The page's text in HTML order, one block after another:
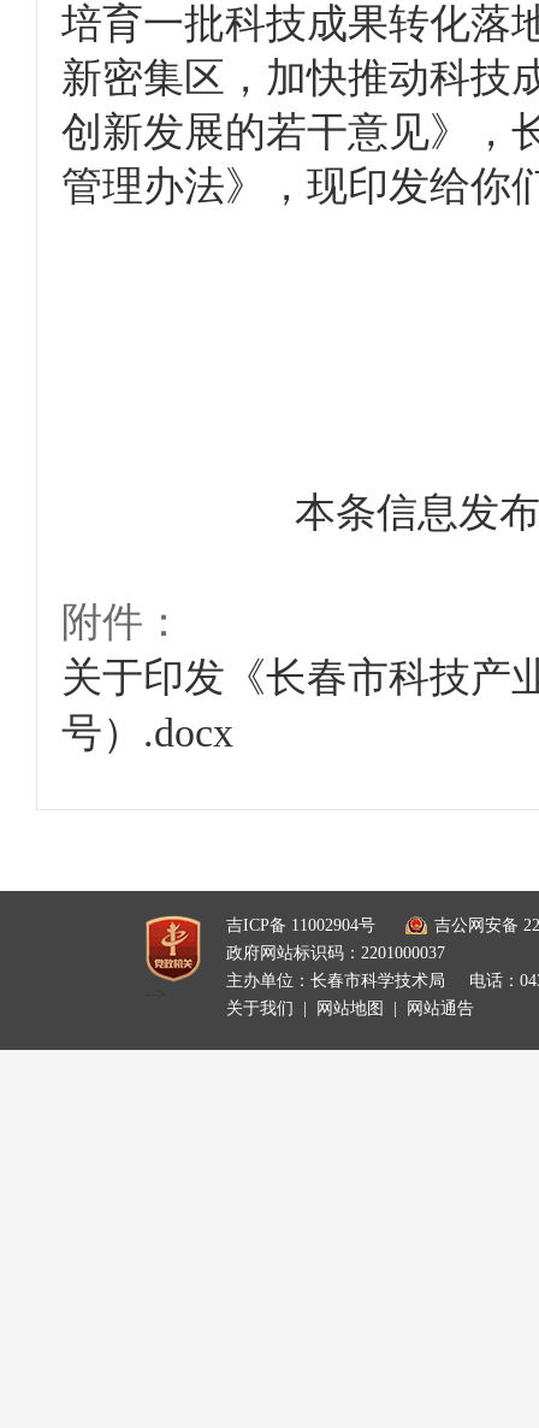
培育一批科技成果转化落
新密集区，加快推动科技
创新发展的若干意见》，
管理办法》，现印发给你
本条信息发
附件：
关于印发《长春市科技产
号）.docx
吉ICP备 11002904号
吉公网安备
政府网站标识码：2201000037
主办单位：长春市科学技术局
电话：
关于我们
网站地图 网站通告